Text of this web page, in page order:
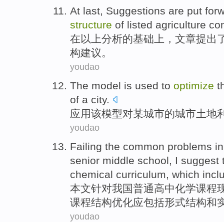
At last, Suggestions are put
structure of listed agriculture
在以上分析的基础 上 ，文章提出
构建议。
youdao
The model is used to optimize
of a city.
应用该模型对某城市的城市土地
youdao
Failing the common problems
senior middle school
I suggest
chemical curriculum, which
本文针对我国普通高中化学课程
课程结构优化应包括形式结构和
youdao